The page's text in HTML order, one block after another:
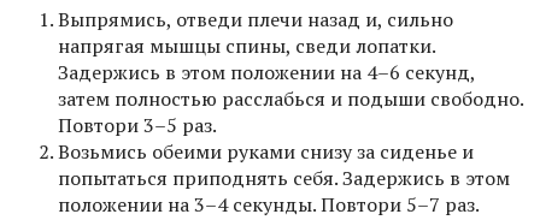
Выпрямись, отведи плечи назад и, сильно
напрягая мышцы спины, сведи лопатки.
Задержись в этом положении на 4–6 секунд,
затем полностью расслабься и подыши свободно.
Повтори 3–5 раз.
Возьмись обеими руками снизу за сиденье и
попытаться приподнять себя. Задержись в этом
положении на 3–4 секунды. Повтори 5–7 раз.